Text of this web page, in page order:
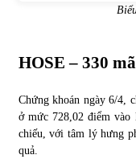
S&P
HOSE – 330
Chứng khoán ngày 6/4,
ở mức 728,02 điểm
chiếu, với tâm lý hưng
quả.